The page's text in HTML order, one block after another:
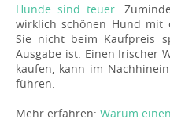
Hunde sind teuer.
wirklich schönen Hund mit
Sie nicht beim Kaufpreis
Ausgabe ist. Einen Irischer
kaufen, kann im
führen.
Mehr erfahren: Warum